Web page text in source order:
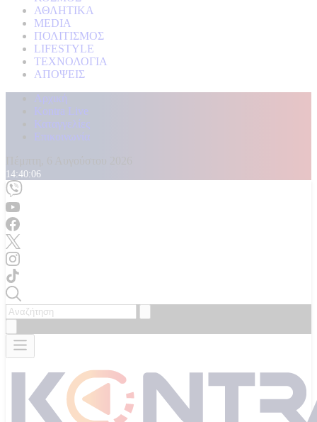
ΑΘΛΗΤΙΚΑ
MEDIA
ΠΟΛΙΤΙΣΜΟΣ
LIFESTYLE
ΤΕΧΝΟΛΟΓΙΑ
ΑΠΟΨΕΙΣ
Αρχική
Kontra Live
Καταγγελίες
Επικοινωνία
14:40:10